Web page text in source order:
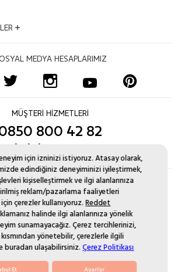
için izninizi istiyoruz. Atasay olarak,
edindiğiniz deneyiminizi iyileştirmek,
kişiselleştirmek ve ilgi alanlarınıza
reklam/pazarlama faaliyetleri
çerezler kullanıyoruz.Reddet
halinde ilgi alanlarınıza yönelik
sunamayacağız. Çerez tercihlerinizi,
kısmından yönetebilir, çerezlerle ilgili
buradan ulaşabilirsiniz.Çerez Politikası
Et Ayarlar
MEDYA HESAPLARIMIZ
MÜŞTERİ HİZMETLERİ
800 42 82
© 2021 Atasay Since 1937